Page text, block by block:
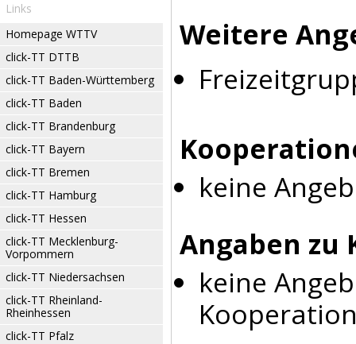
Links
Homepage WTTV
click-TT DTTB
click-TT Baden-Württemberg
click-TT Baden
click-TT Brandenburg
click-TT Bayern
click-TT Bremen
click-TT Hamburg
click-TT Hessen
click-TT Mecklenburg-
Vorpommern
click-TT Niedersachsen
click-TT Rheinland-
Rheinhessen
click-TT Pfalz
Weitere
keine
Angaben
keine